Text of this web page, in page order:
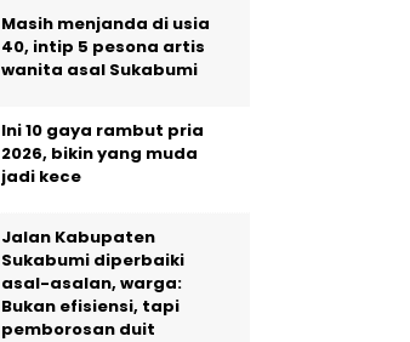
Masih menjanda di usia
40, intip 5 pesona artis
wanita asal Sukabumi
Ini 10 gaya rambut pria
2026, bikin yang muda
jadi kece
Jalan Kabupaten
Sukabumi diperbaiki
asal-asalan, warga:
Bukan efisiensi, tapi
pemborosan duit